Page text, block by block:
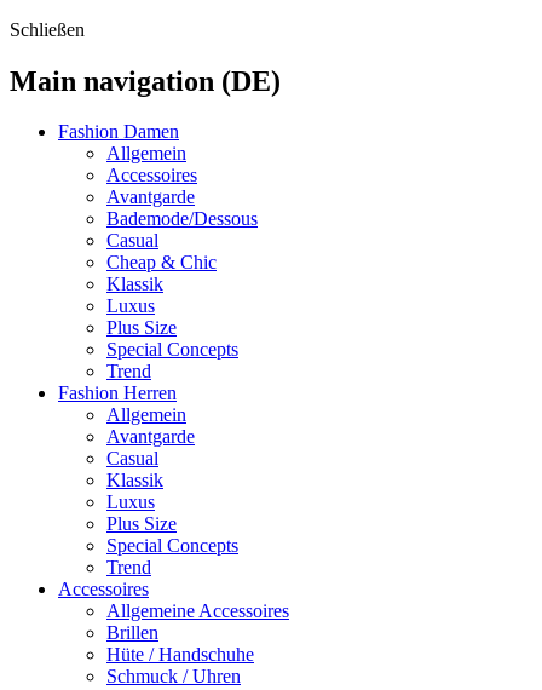
Schließen
Main navigation (DE)
Fashion Damen
Allgemein
Accessoires
Avantgarde
Bademode/Dessous
Casual
Cheap & Chic
Klassik
Luxus
Plus Size
Special Concepts
Trend
Fashion Herren
Allgemein
Avantgarde
Casual
Klassik
Luxus
Plus Size
Special Concepts
Trend
Accessoires
Allgemeine Accessoires
Brillen
Hüte / Handschuhe
Schmuck / Uhren